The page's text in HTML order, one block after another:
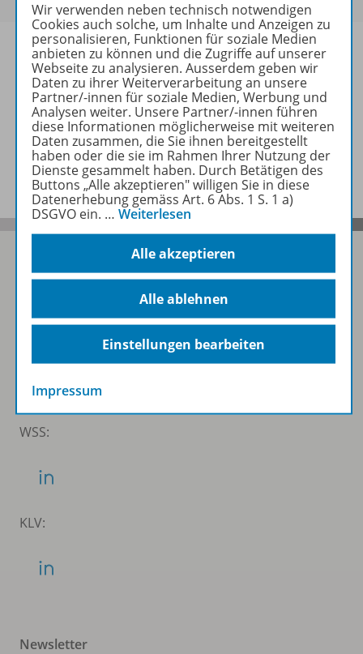
Informationen
Lösungen zu folgenden Werken
Folgen Sie uns auf Social Media
WSS:
KLV:
Newsletter
Wir verwenden neben technisch notwendigen
Cookies auch solche, um Inhalte und Anzeigen zu
personalisieren, Funktionen für soziale Medien
anbieten zu können und die Zugriffe auf unserer
Webseite zu analysieren. Ausserdem geben wir
Daten zu ihrer Weiterverarbeitung an unsere
Partner/-innen für soziale Medien, Werbung und
Analysen weiter. Unsere Partner/-innen führen
diese Informationen möglicherweise mit weiteren
Daten zusammen, die Sie ihnen bereitgestellt
haben oder die sie im Rahmen Ihrer Nutzung der
Dienste gesammelt haben. Durch Betätigen des
Buttons „Alle akzeptieren" willigen Sie in diese
Datenerhebung gemäss Art. 6 Abs. 1 S. 1 a)
DSGVO ein. … Weiterlesen
Alle akzeptieren
Alle ablehnen
Einstellungen bearbeiten
Impressum